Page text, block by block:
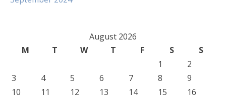
August 2026
M
T W T F S
S
1
2
3
4 5 6 7 8
9
10
11 12 13 14 15
16